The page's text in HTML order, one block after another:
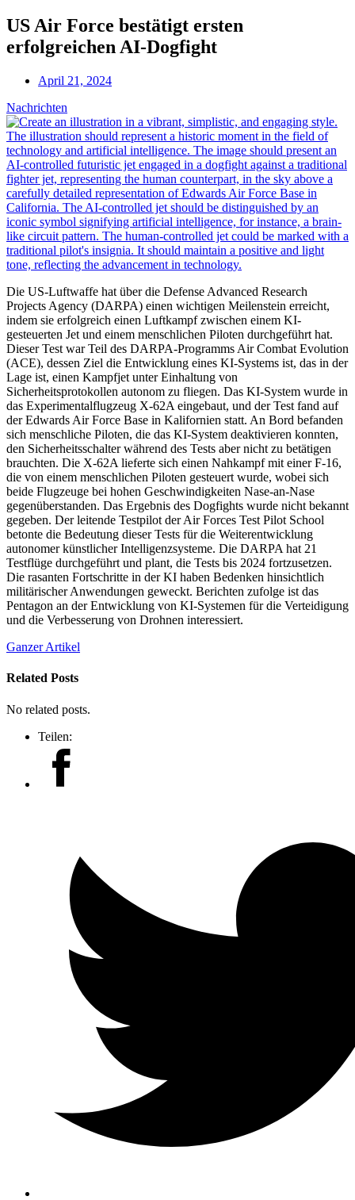
US Air Force bestätigt ersten
erfolgreichen AI-Dogfight
April 21, 2024
Nachrichten
Die US-Luftwaffe hat über die Defense Advanced Research
Projects Agency (DARPA) einen wichtigen Meilenstein erreicht,
indem sie erfolgreich einen Luftkampf zwischen einem KI-
gesteuerten Jet und einem menschlichen Piloten durchgeführt hat.
Dieser Test war Teil des DARPA-Programms Air Combat Evolution
(ACE), dessen Ziel die Entwicklung eines KI-Systems ist, das in der
Lage ist, einen Kampfjet unter Einhaltung von
Sicherheitsprotokollen autonom zu fliegen. Das KI-System wurde in
das Experimentalflugzeug X-62A eingebaut, und der Test fand auf
der Edwards Air Force Base in Kalifornien statt. An Bord befanden
sich menschliche Piloten, die das KI-System deaktivieren konnten,
den Sicherheitsschalter während des Tests aber nicht zu betätigen
brauchten. Die X-62A lieferte sich einen Nahkampf mit einer F-16,
die von einem menschlichen Piloten gesteuert wurde, wobei sich
beide Flugzeuge bei hohen Geschwindigkeiten Nase-an-Nase
gegenüberstanden. Das Ergebnis des Dogfights wurde nicht bekannt
gegeben. Der leitende Testpilot der Air Forces Test Pilot School
betonte die Bedeutung dieser Tests für die Weiterentwicklung
autonomer künstlicher Intelligenzsysteme. Die DARPA hat 21
Testflüge durchgeführt und plant, die Tests bis 2024 fortzusetzen.
Die rasanten Fortschritte in der KI haben Bedenken hinsichtlich
militärischer Anwendungen geweckt. Berichten zufolge ist das
Pentagon an der Entwicklung von KI-Systemen für die Verteidigung
und die Verbesserung von Drohnen interessiert.
Ganzer Artikel
Related Posts
No related posts.
Teilen: